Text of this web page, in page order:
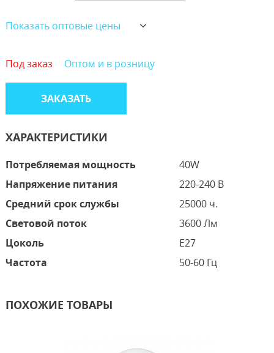
Показать оптовые цены
Под заказ Оптом и в розницу
ЗАКАЗАТЬ
ХАРАКТЕРИСТИКИ
Потребляемая мощность
40W
Напряжение питания
220-240 В
Средний срок службы
25000 ч.
Световой поток
3600 Лм
Цоколь
E27
Частота
50-60 Гц
ПОХОЖИЕ ТОВАРЫ